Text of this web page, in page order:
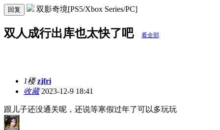
回复 双影奇境[PS5/Xbox Series/PC]
双人成行出库也太快了吧 看全部
1楼 zjfri
收藏2023-12-9 18:41
跟儿子还没通关呢，还说等寒假过年了可以多玩玩